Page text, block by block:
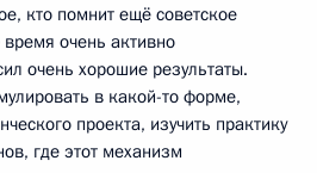
кто помнит ещё советское
очень активно
очень хорошие результаты.
в какой-то форме,
проекта, изучить практику
где этот механизм